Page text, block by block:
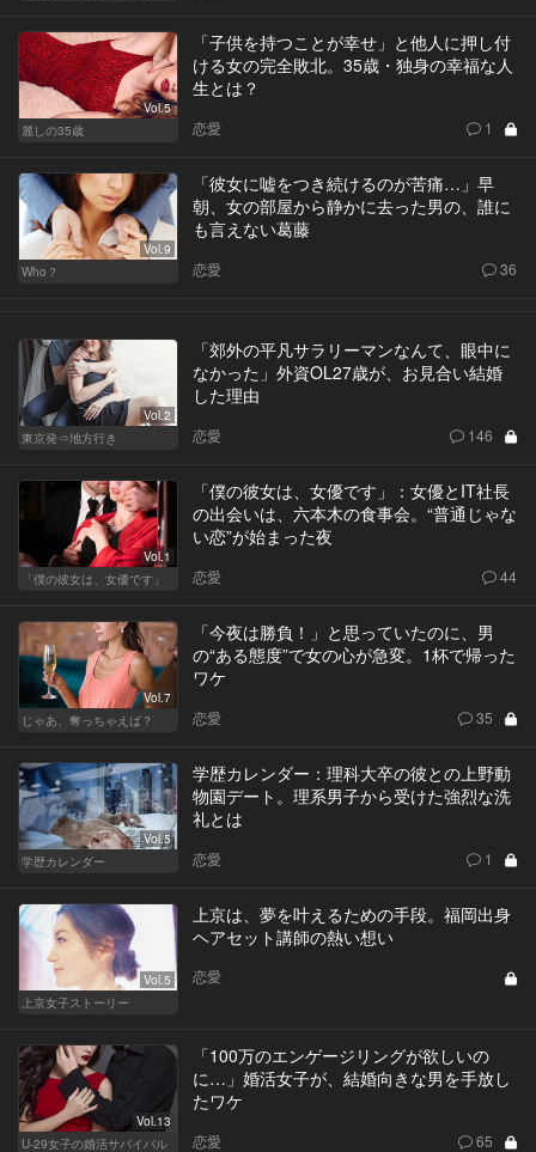
Vol.5
麗しの35歳
「子供を持つことが幸せ」と他人に押し付
ける女の完全敗北。35歳・独身の幸福な人
生とは？
恋愛 1
Vol.9
Who？
「彼女に嘘をつき続けるのが苦痛…」早
朝、女の部屋から静かに去った男の、誰に
も言えない葛藤
恋愛 36
Vol.2
東京発⇒地方行き
「郊外の平凡サラリーマンなんて、眼中に
なかった」外資OL27歳が、お見合い結婚
した理由
恋愛 146
Vol.1
「僕の彼女は、女優です」
「僕の彼女は、女優です」：女優とIT社長
の出会いは、六本木の食事会。“普通じゃな
い恋”が始まった夜
恋愛 44
Vol.7
じゃあ、奪っちゃえば？
「今夜は勝負！」と思っていたのに、男
の“ある態度”で女の心が急変。1杯で帰った
ワケ
恋愛 35
Vol.5
学歴カレンダー
学歴カレンダー：理科大卒の彼との上野動
物園デート。理系男子から受けた強烈な洗
礼とは
恋愛 1
Vol.5
上京女子ストーリー
上京は、夢を叶えるための手段。福岡出身
ヘアセット講師の熱い想い
恋愛
Vol.13
U-29女子の婚活サバイバル
「100万のエンゲージリングが欲しいの
に…」婚活女子が、結婚向きな男を手放し
たワケ
恋愛 65